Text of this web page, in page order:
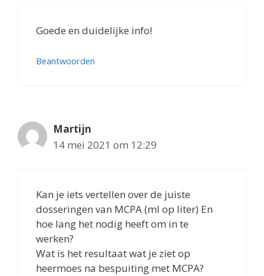
Goede en duidelijke info!
Beantwoorden
Martijn
14 mei 2021 om 12:29
Kan je iets vertellen over de juiste
dosseringen van MCPA (ml op liter) En
hoe lang het nodig heeft om in te
werken?
Wat is het resultaat wat je ziet op
heermoes na bespuiting met MCPA?